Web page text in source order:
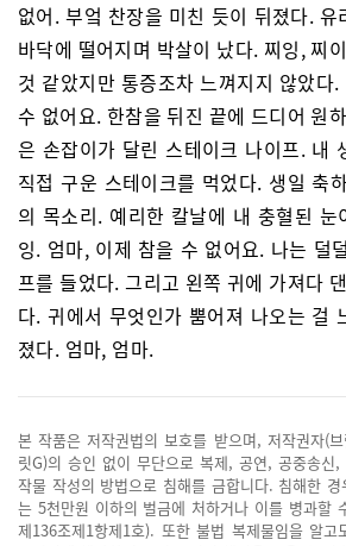
없어. 부엌 찬장을 미친 듯이 뒤졌다. 유
바닥에 떨어지며 박살이 났다. 찌잉, 찌
것 같았지만 통증조차 느껴지지 않았다
수 없어요. 한참을 뒤진 끝에 드디어 원
은 손잡이가 달린 스테이크 나이프. 내
직접 구운 스테이크를 먹었다. 생일 축
의 목소리. 예리한 칼날에 내 충혈된 눈
잉. 엄마, 이제 참을 수 없어요. 나는 덜
프를 들었다. 그리고 왼쪽 귀에 가져다
다. 귀에서 무엇인가 뿜어져 나오는 걸
졌다. 엄마, 엄마.
본 작품은 저작권법의 보호를 받으며, 저작권자(
릿G)의 승인 없이 무단으로 복제, 공연, 공중송신
작물 작성의 방법으로 침해를 금합니다. 침해한
는 5천만원 이하의 벌금에 처하거나 이를 병과할
제136조제1항제1호). 또한 불법 복제물임을 알